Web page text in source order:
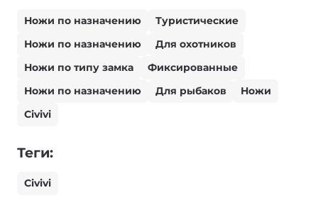
Ножи по назначению
Туристические
Ножи по назначению
Для охотников
Ножи по типу замка
Фиксированные
Ножи по назначению
Для рыбаков
Ножи
Civivi
Теги:
Civivi